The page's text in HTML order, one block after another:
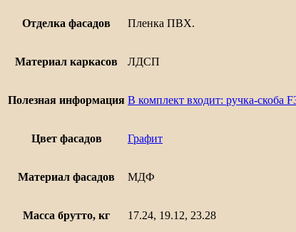
Отделка фасадов Пленка ПВХ.
Материал каркасов ЛДСП
Полезная информация В комплект входит: ручка-скоба
Цвет фасадов Графит
Материал фасадов МДФ
Масса брутто, кг 17.24, 19.12, 23.28